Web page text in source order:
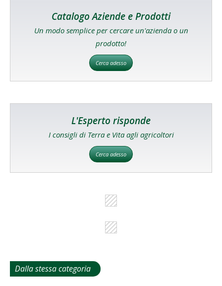
Catalogo Aziende e Prodotti
Un modo semplice per cercare un'azienda o un
prodotto!
Cerca adesso
L'Esperto risponde
I consigli di Terra e Vita agli agricoltori
Cerca adesso
Dalla stessa categoria